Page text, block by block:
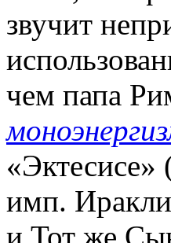
звучит
чем папа
«Эктесисе»
имп.